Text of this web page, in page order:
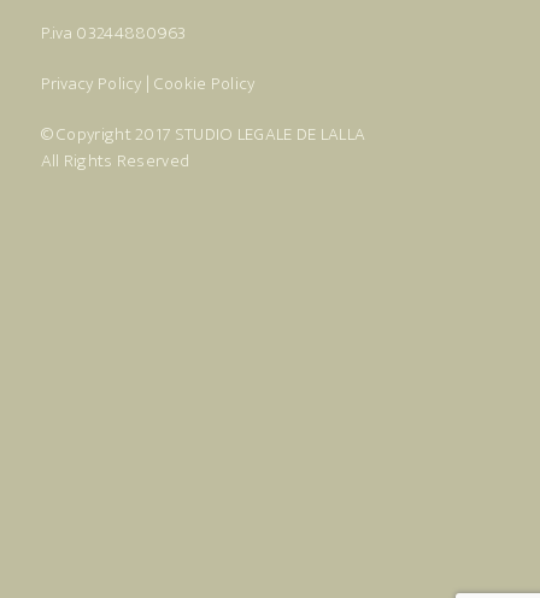
P.iva 03244880963
Privacy Policy | Cookie Policy
© Copyright 2017 STUDIO LEGALE DE LALLA
All Rights Reserved